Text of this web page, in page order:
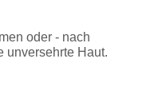
oder - nach
unversehrte Haut.